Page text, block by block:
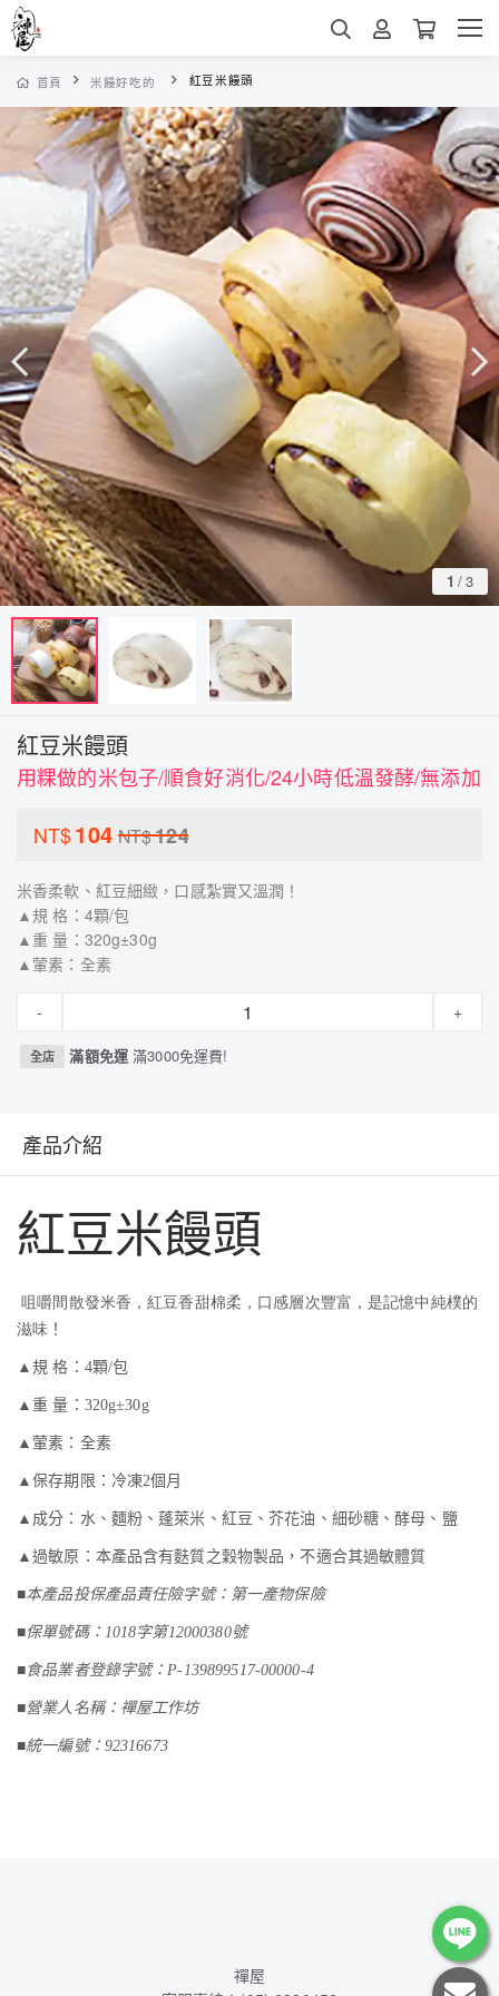
首頁 米饅好吃的 紅豆米饅頭
1 /3
紅豆米饅頭
用粿做的米包子/順食好消化/24小時低溫發酵/無添加
NT$104 NT$124
米香柔軟、紅豆細緻，口感紮實又溫潤！
▲規 格：4顆/包
▲重 量：320g±30g
▲葷素：全素
- +
全店 滿額免運滿3000免運費!
產品介紹
紅豆米饅頭
咀嚼間散發米香，紅豆香甜棉柔，口感層次豐富，是記憶中純樸的
滋味 ！
▲規 格：4顆/包
▲重 量：320g±30g
▲葷素：全素
▲保存期限：冷凍2個月
▲成分：水、麵粉、蓬萊米、紅豆、芥花油、細砂糖、酵母、鹽
▲過敏原：本產品含有麩質之穀物製品，不適合其過敏體質
■本產品投保產品責任險字號：第一產物保險
■保單號碼： 1018字第12000380號
■食品業者登錄字號：P-139899517-00000-4
■營業人名稱：禪屋工作坊
■統一編號： 92316673
禪屋